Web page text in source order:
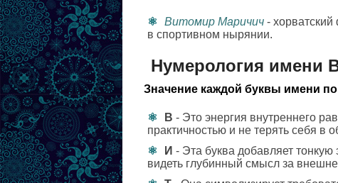
Витомир Маричич -
в спортивном нырянии.
Нумерология имени
Значение каждой буквы имени
В - Это энергия внутреннего
практичностью и не терять себя в
И - Эта буква добавляет
видеть глубинный смысл за